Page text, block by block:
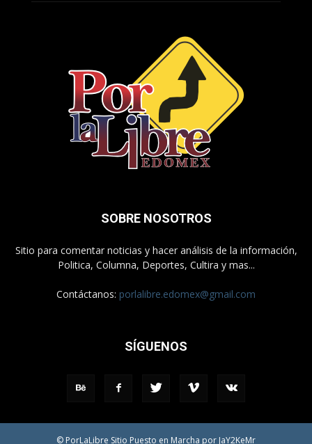
SOBRE NOSOTROS
Sitio para comentar noticias y hacer análisis de la información,
Politica, Columna, Deportes, Cultira y mas...
Contáctanos: porlalibre.edomex@gmail.com
SÍGUENOS
© PorLaLibre Sitio Puesto en Marcha por JaY2KeMr